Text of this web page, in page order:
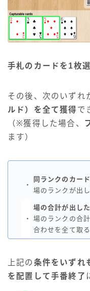
手札のカードを1枚
その後、次のいずれ
ルド）を全て獲得 で
（※獲得した場合、
ます）
・
同ランクのカー
場のランクが出
・
場の合計が出し
場のランクの合
合わせを全て取る
上記の 条件をいずれ
を配置して手番終了